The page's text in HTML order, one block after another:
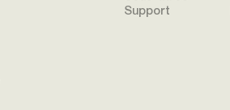
Support